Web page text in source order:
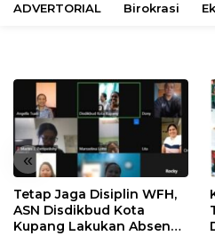
ADVERTORIAL Birokrasi
«
Tetap Jaga Disiplin WFH,
ASN Disdikbud Kota
Kupang Lakukan Absen